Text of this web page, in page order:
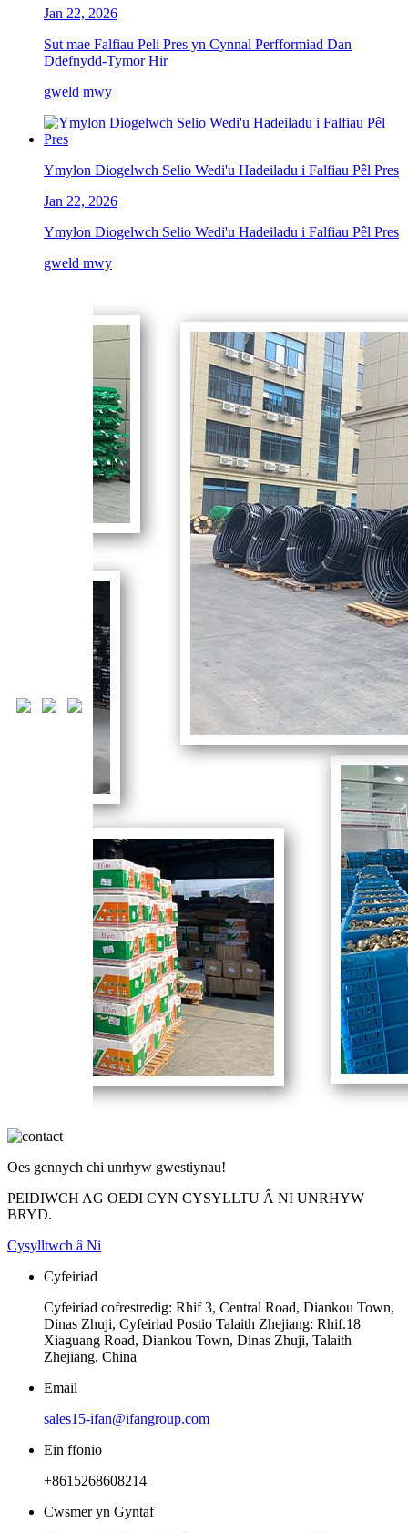
Jan 22, 2026
Sut mae Falfiau Peli Pres yn Cynnal Perfformiad Dan
Ddefnydd-Tymor Hir
gweld mwy
Ymylon Diogelwch Selio Wedi'u Hadeiladu i Falfiau Pêl Pres
Jan 22, 2026
Ymylon Diogelwch Selio Wedi'u Hadeiladu i Falfiau Pêl Pres
gweld mwy
Oes gennych chi unrhyw gwestiynau!
PEIDIWCH AG OEDI CYN CYSYLLTU Â NI UNRHYW
BRYD.
Cysylltwch â Ni
Cyfeiriad
Cyfeiriad cofrestredig: Rhif 3, Central Road, Diankou Town,
Dinas Zhuji, Cyfeiriad Postio Talaith Zhejiang: Rhif.18
Xiaguang Road, Diankou Town, Dinas Zhuji, Talaith
Zhejiang, China
Email
sales15-ifan@ifangroup.com
Ein ffonio
+8615268608214
Cwsmer yn Gyntaf